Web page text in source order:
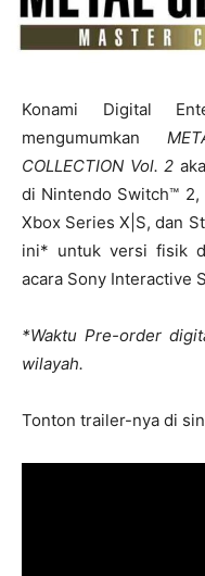
Konami Digital
mengumumkan
COLLECTION Vol. 2
di Nintendo Switch™ 2,
Xbox Series X|S, dan
ini* untuk versi fisik
acara Sony Interactive
*Waktu Pre-order
wilayah.
Tonton trailer-nya di